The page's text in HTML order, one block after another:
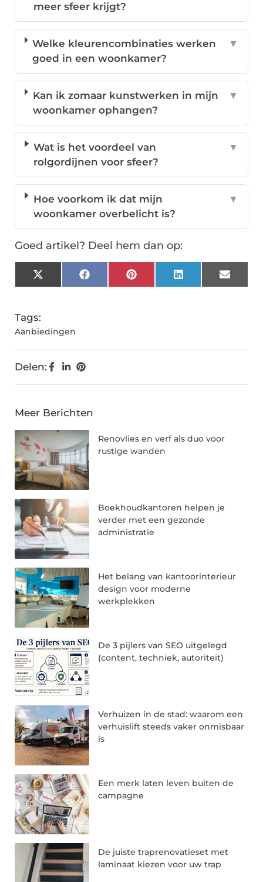
meer sfeer krijgt?
Welke kleurencombinaties werken
goed in een woonkamer?
▼
Kan ik zomaar kunstwerken in mijn
woonkamer ophangen?
▼
Wat is het voordeel van
rolgordijnen voor sfeer?
▼
Hoe voorkom ik dat mijn
woonkamer overbelicht is?
▼
Goed artikel? Deel hem dan op:
X
(Twitter)
FacebookPinterestLinkedInEmail
Tags:
Aanbiedingen
Delen:
Meer Berichten
Renovlies en verf als duo voor
rustige wanden
Boekhoudkantoren helpen je
verder met een gezonde
administratie
Het belang van kantoorinterieur
design voor moderne
werkplekken
De 3 pijlers van SEO uitgelegd
(content, techniek, autoriteit)
Verhuizen in de stad: waarom een
verhuislift steeds vaker onmisbaar
is
Een merk laten leven buiten de
campagne
De juiste traprenovatieset met
laminaat kiezen voor uw trap